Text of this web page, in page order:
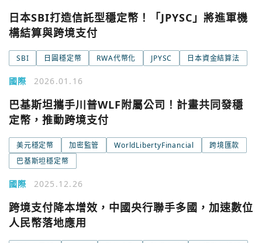
日本SBI打造信託型穩定幣！「JPYSC」將進軍機
構結算與跨境支付
SBI 日圓穩定幣 RWA代幣化 JPYSC 日本資金結算法
國際 2026.01.16
巴基斯坦攜手川普WLF附屬公司！計畫共同發穩
定幣，推動跨境支付
美元穩定幣 加密監管 WorldLibertyFinancial
跨境匯款
巴基斯坦穩定幣
國際 2025.12.26
跨境支付降本增效，中國央行聯手多國，加速數位
人民幣落地應用